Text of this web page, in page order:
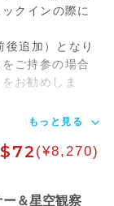
クインの際に
追加）となり
ご持参の場合
お勧めしま
もっと見る
(¥8,270)
ー＆星空観察